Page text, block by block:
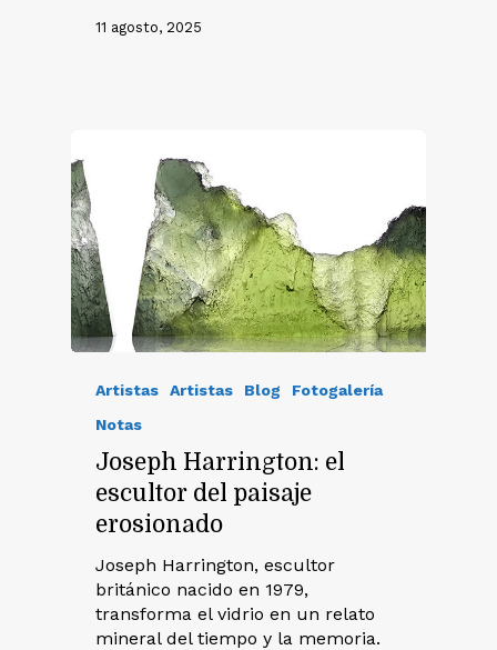
11 agosto, 2025
Artistas Artistas Blog
Fotogalería
Notas
Joseph Harrington: el
escultor del paisaje
erosionado
Joseph Harrington, escultor
británico nacido en 1979,
transforma el vidrio en un relato
mineral del tiempo y la memoria.